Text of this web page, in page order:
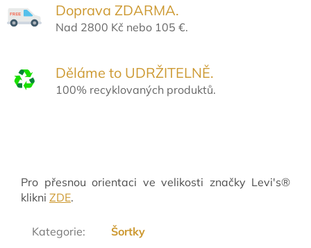
Doprava ZDARMA.
Nad 2800 Kč nebo 105 €.
Děláme to UDRŽITELNĚ.
100% recyklovaných produktů.
Pro přesnou orientaci ve velikosti značky Levi's®
klikni ZDE.
Kategorie:
Šortky